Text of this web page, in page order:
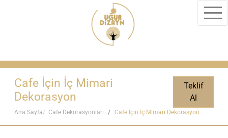
Cafe İçin İç Mimari
Dekorasyon
Teklif
Al
Ana Sayfa Cafe Dekorasyonları Cafe İçin İç Mimari Dekorasyon